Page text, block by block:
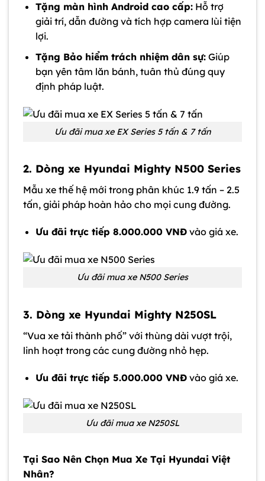
Tặng màn hình Android cao cấp:Hỗ trợ
giải trí, dẫn đường và tích hợp camera lùi tiện
lợi.
Tặng Bảo hiểm trách nhiệm dân sự:Giúp
bạn yên tâm lăn bánh, tuân thủ đúng quy
định pháp luật.
Ưu đãi mua xe EX Series 5 tấn & 7 tấn
2. Dòng xe Hyundai Mighty N500 Series
Mẫu xe thế hệ mới trong phân khúc 1.9 tấn – 2.5
tấn, giải pháp hoàn hảo cho mọi cung đường.
Ưu đãi trực tiếp 8.000.000 VNĐvào giá xe.
Ưu đãi mua xe N500 Series
3. Dòng xe Hyundai Mighty N250SL
“Vua xe tải thành phố” với thùng dài vượt trội,
linh hoạt trong các cung đường nhỏ hẹp.
Ưu đãi trực tiếp 5.000.000 VNĐvào giá xe.
Ưu đãi mua xe N250SL
Tại Sao Nên Chọn Mua Xe Tại Hyundai Việt
Nhân?